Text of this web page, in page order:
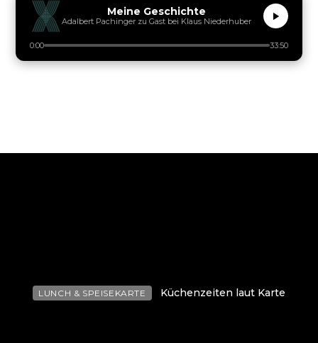
Meine Geschichte
Adalbert Pachinger zu Gast bei Klaus Niederhuber
0:00 33:50
LUNCH & SPEISEKARTE Küchenzeiten laut Karte